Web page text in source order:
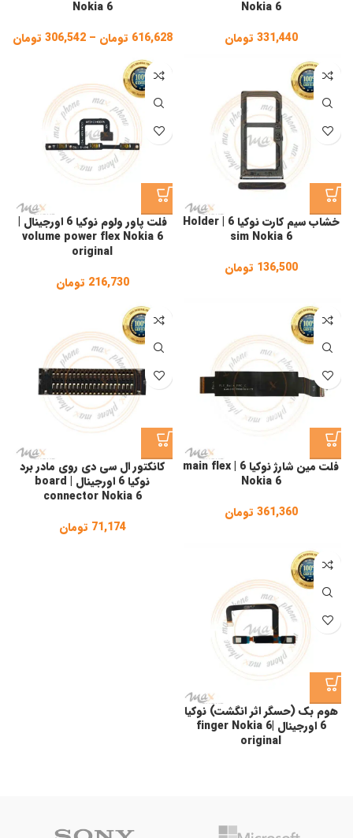
Nokia 6
331,440 تومان
Nokia 6
616,628 تومان –
306,542 تومان
خشاب سیم کارت نوکیا 6 | Holder
sim Nokia 6
136,500 تومان
فلت پاور ولوم نوکیا 6 اورجینال |
volume power flex Nokia 6
original
216,730 تومان
فلت مین شارژ نوکیا 6 | main flex
Nokia 6
361,360 تومان
کانکتور ال سی دی روی مادر برد
نوکیا 6 اورجینال | board
connector Nokia 6
71,174 تومان
هوم بک (حسگر اثر انگشت) نوکیا
6 اورجینال |finger Nokia 6
original